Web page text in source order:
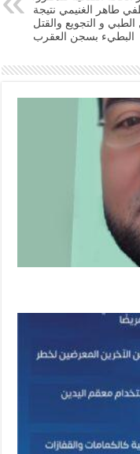
طاهر الغنيمي نتيجة
الطبي و التجويع والقتل
البطيء بسجن العقرب